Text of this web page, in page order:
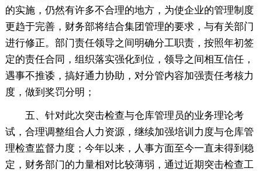
的实施，仍然有许多不合理的地方，为使企业的管理制度
更趋于完善，财务部将结合集团管理的要求，与有关部门
进行修正。部门责任领导之间明确分工职责，按照年初签
定的责任合同，组织落实强化到位，领导之间相互信任，
遇事不推诿，搞好通力协助，对分管内容加强责任考核力
度，做到奖罚分明；
五、针对此次突击检查与仓库管理员的业务理论考
试，合理调整组合人力资源，继续加强培训力度与仓库管
理检查监督力度；今年以来，人事方面至今一直未得到稳
定，财务部门的力量相对比较薄弱，通过近期突击检查工